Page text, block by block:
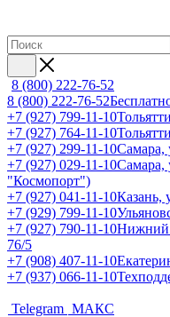
8 (800) 222-76-52
8 (800) 222-76-52
+7 (927) 799-11-10
+7 (927) 764-11-10
+7 (927) 299-11-10Самара,
+7 (927) 029-11-10Самара,
"Космопорт")
+7 (927) 041-11-10Казань,
+7 (929) 799-11-10
+7 (927) 790-11-10Нижний
76/5
+7 (908) 407-11-10
+7 (937) 066-11-10
Telegram МАКС